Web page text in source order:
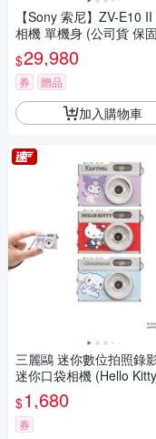
【Sony 索尼】ZV-E10
相機 單機身 (公司貨 保
個月)
$29,980
券 贈品
加入購物車
三麗鷗 迷你數位拍照錄
迷你口袋相機 (Hello
狗/酷洛米)
$1,680
券